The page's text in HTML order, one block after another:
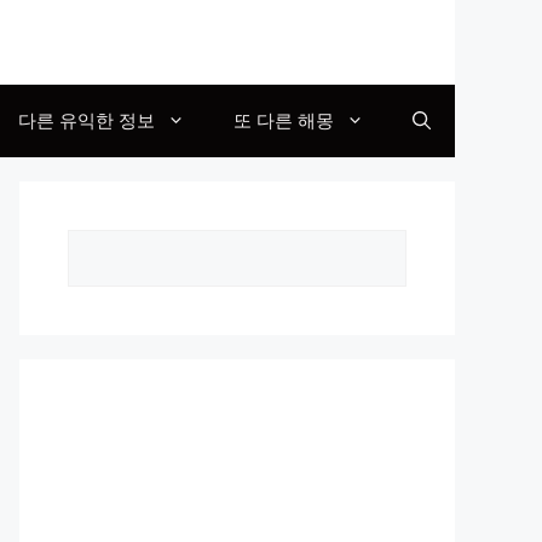
다른 유익한 정보 또 다른 해몽